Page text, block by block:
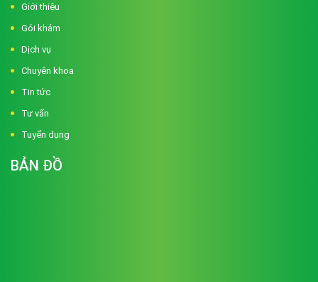
Giới thiệu
Gói khám
Dịch vụ
Chuyên khoa
Tin tức
Tư vấn
Tuyển dụng
BẢN ĐỒ